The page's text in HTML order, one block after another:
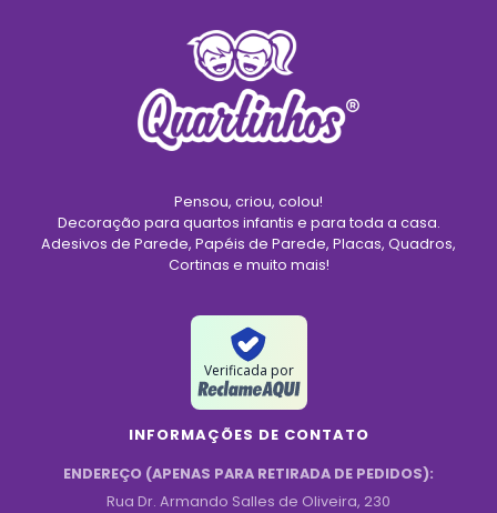
Pensou, criou, colou!
Decoração para quartos infantis e para toda a casa.
Adesivos de Parede, Papéis de Parede, Placas, Quadros,
Cortinas e muito mais!
Verificada por
INFORMAÇÕES DE CONTATO
ENDEREÇO (APENAS PARA RETIRADA DE PEDIDOS):
Rua Dr. Armando Salles de Oliveira, 230